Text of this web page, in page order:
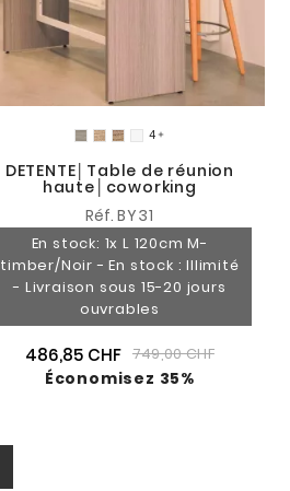

DETENTE│Table de réunion
haute│coworking
Réf.BY31
En stock: 1x L 120cm M-
timber/Noir - En stock : Illimité
- Livraison sous 15-20 jours
ouvrables
486,85 CHF 749,00 CHF
Économisez 35%